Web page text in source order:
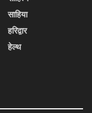
साहिया
हरिद्वार
हेल्थ